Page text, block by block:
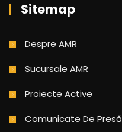
Sitemap
Despre AMR
Sucursale AMR
Proiecte Active
Comunicate De Presă